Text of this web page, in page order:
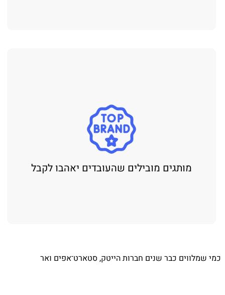
מותגים מובילים שהעובדים יאהבו לקבל
שמלווים כבר שנים חברות הייטק, סטארט־אפים ואר